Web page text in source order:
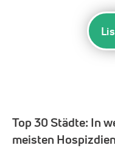
Top 30 Städte: In
meisten